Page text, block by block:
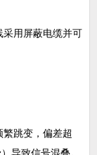
采用屏蔽电缆并可
跳变，偏差超